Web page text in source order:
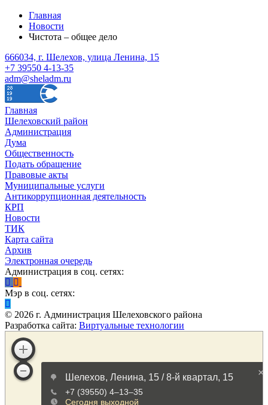
Главная
Новости
Чистота – общее дело
666034, г. Шелехов, улица Ленина, 15
+7 39550 4-13-35
adm@sheladm.ru
Главная
Шелеховский район
Администрация
Дума
Общественность
Подать обращение
Правовые акты
Муниципальные услуги
Антикоррупционная деятельность
КРП
Новости
ТИК
Карта сайта
Архив
Электронная очередь
Администрация в соц. сетях:
Мэр в соц. сетях:
© 2026 г. Администрация Шелеховского района
Разработка сайта: Виртуальные технологии